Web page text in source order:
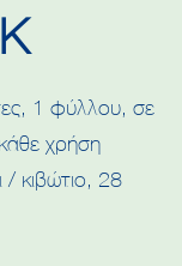
1 φύλλου, σε
χρήση
κιβώτιο, 28